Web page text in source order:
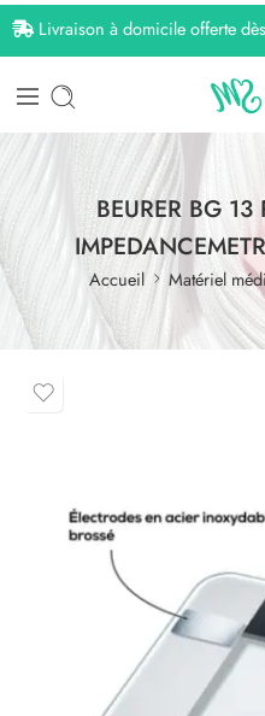
Livraison à domicile offerte
BEURER BG 13
Accueil Matériel